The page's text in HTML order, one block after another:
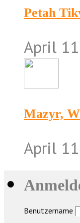
Petah
April
Mazyr,
April
Benutzername